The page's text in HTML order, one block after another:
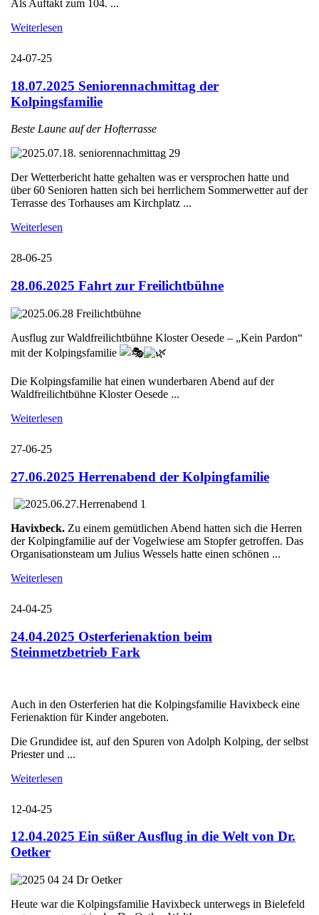
Als Auftakt zum 104. ...
Weiterlesen
24-07-25
18.07.2025 Seniorennachmittag der
Kolpingsfamilie
Beste Laune auf der Hofterrasse
Der Wetterbericht hatte gehalten was er versprochen hatte und
über 60 Senioren hatten sich bei herrlichem Sommerwetter auf der
Terrasse des Torhauses am Kirchplatz ...
Weiterlesen
28-06-25
28.06.2025 Fahrt zur Freilichtbühne
Ausflug zur Waldfreilichtbühne Kloster Oesede – „Kein Pardon“
mit der Kolpingsfamilie
Die Kolpingsfamilie hat einen wunderbaren Abend auf der
Waldfreilichtbühne Kloster Oesede ...
Weiterlesen
27-06-25
27.06.2025 Herrenabend der Kolpingfamilie
Havixbeck. Zu einem gemütlichen Abend hatten sich die Herren
der Kolpingfamilie auf der Vogelwiese am Stopfer getroffen. Das
Organisationsteam um Julius Wessels hatte einen schönen ...
Weiterlesen
24-04-25
24.04.2025 Osterferienaktion beim
Steinmetzbetrieb Fark
Auch in den Osterferien hat die Kolpingsfamilie Havixbeck eine
Ferienaktion für Kinder angeboten.
Die Grundidee ist, auf den Spuren von Adolph Kolping, der selbst
Priester und ...
Weiterlesen
12-04-25
12.04.2025 Ein süßer Ausflug in die Welt von Dr.
Oetker
Heute war die Kolpingsfamilie Havixbeck unterwegs in Bielefeld